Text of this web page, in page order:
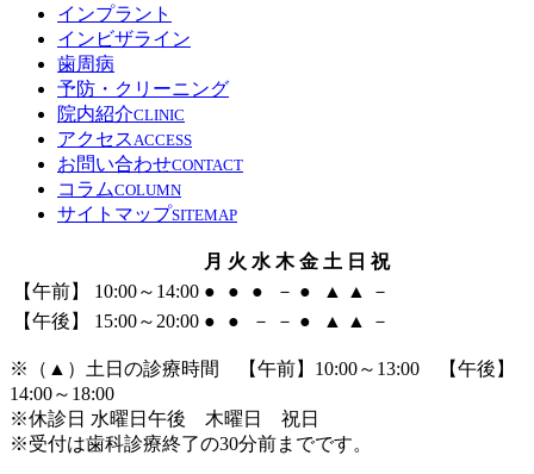
インプラント
インビザライン
歯周病
予防・クリーニング
院内紹介CLINIC
アクセス ACCESS
お問い合わせCONTACT
コラムCOLUMN
サイトマップSITEMAP
月 火 水 木 金 土 日 祝
【午前】 10:00～14:00 ● ● ● － ● ▲ ▲
－
【午後】 15:00～20:00 ● ● － － ● ▲ ▲ －
※（ ▲ ）土日の診療時間 【午前】10:00～13:00 【午後】
14:00～18:00
※休診日 水曜日午後 木曜日 祝日
※受付は歯科診療終了の30分前までです。